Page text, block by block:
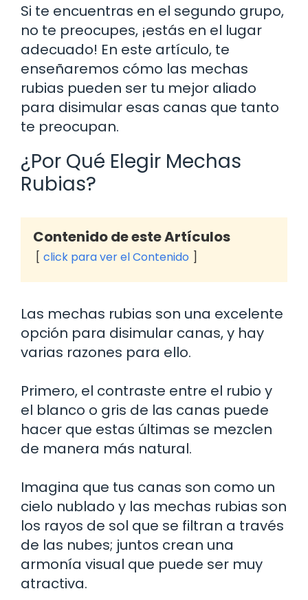
Si te encuentras en el segundo grupo,
no te preocupes, ¡estás en el lugar
adecuado! En este artículo, te
enseñaremos cómo las mechas
rubias pueden ser tu mejor aliado
para disimular esas canas que tanto
te preocupan.
¿Por Qué Elegir Mechas
Rubias?
Contenido de este Artículos
click para ver el Contenido
Las mechas rubias son una excelente
opción para disimular canas, y hay
varias razones para ello.
Primero, el contraste entre el rubio y
el blanco o gris de las canas puede
hacer que estas últimas se mezclen
de manera más natural.
Imagina que tus canas son como un
cielo nublado y las mechas rubias son
los rayos de sol que se filtran a través
de las nubes; juntos crean una
armonía visual que puede ser muy
atractiva.